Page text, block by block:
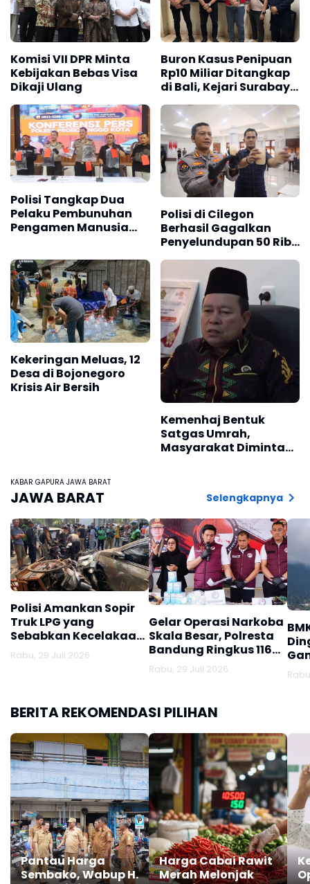
Komisi VII DPR Minta
Kebijakan Bebas Visa
Dikaji Ulang
Buron Kasus Penipuan
Rp10 Miliar Ditangkap
di Bali, Kejari Surabaya
Akhiri Pelarian
Terpidana
Polisi Tangkap Dua
Pelaku Pembunuhan
Pengamen Manusia
Polisi di Cilegon
Berhasil Gagalkan
Penyelundupan 50 Ribu
Benih Lobster, Dua
Tersangka Ditangkap
Kekeringan Meluas, 12
Desa di Bojonegoro
Krisis Air Bersih
Kemenhaj Bentuk
Satgas Umrah,
Masyarakat Diminta
KABAR GAPURA JAWA BARAT
JAWA BARAT Selengkapnya
Polisi Amankan Sopir
Truk LPG yang
Sebabkan Kecelakaan
Maut di Jalan
Soekarno-Hatta
Rabu, 29 Juli 2026
Gelar Operasi Narkoba
Skala Besar, Polresta
Bandung Ringkus 116
Tersangka dan Sita
Jutaan Obat Keras
Rabu, 29 Juli 2026
BERITA REKOMENDASI PILIHAN
Pantau Harga
Sembako, Wabup H.
Harga Cabai Rawit
Merah Melonjak